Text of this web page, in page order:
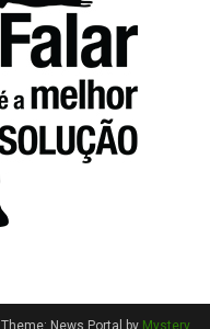
Theme: News Portal by Mystery